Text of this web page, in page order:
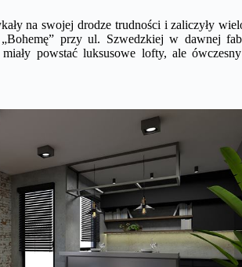
na swojej drodze trudności i zaliczyły
przy ul. Szwedzkiej w dawnej
powstać luksusowe lofty, ale ówczesny